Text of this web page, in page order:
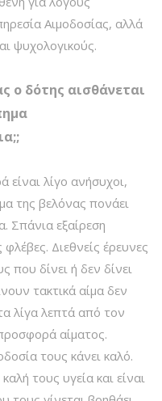
Αιμοδοσίας, αλλά
ψυχολογικούς.
ο δότης αισθάνεται
λίγο ανήσυχοι,
της βελόνας πονάει
Σπάνια εξαίρεση
Διεθνείς έρευνες
που δίνει ή δεν δίνει
τακτικά αίμα δεν
λίγα λεπτά από τον
αίματος.
τους κάνει καλό.
τους υγεία και είναι